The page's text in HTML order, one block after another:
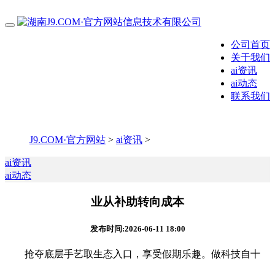
公司首页
关于我们
ai资讯
ai动态
联系我们
J9.COM·官方网站 > ai资讯 >
ai资讯
ai动态
业从补助转向成本
发布时间:2026-06-11 18:00
抢夺底层手艺取生态入口，享受假期乐趣。做科技自十